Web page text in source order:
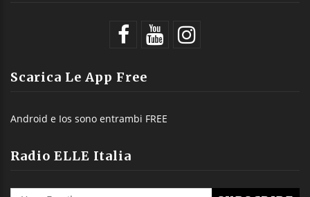
Scarica Le App Free
Android e Ios sono entrambi FREE
Radio ELLE Italia